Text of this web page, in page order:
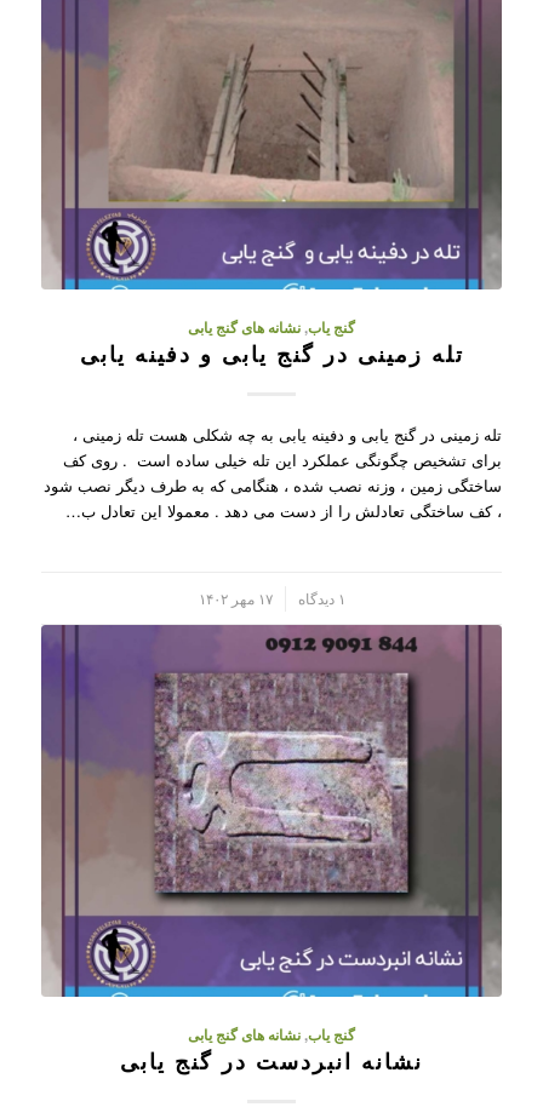
گنج یاب,نشانه های گنج یابی
تله زمینی در گنج یابی و دفینه یابی
تله زمینی در گنج یابی و دفینه یابی به چه شکلی هست تله زمینی ،
برای تشخیص چگونگی عملکرد این تله خیلی ساده است . روی کف
ساختگی زمین ، وزنه نصب شده ، هنگامی که به طرف دیگر نصب شود
، کف ساختگی تعادلش را از دست می دهد . معمولا این تعادل ب…
۱ دیدگاه ۱۷ مهر ۱۴۰۲
گنج یاب,نشانه های گنج یابی
نشانه انبردست در گنج یابی